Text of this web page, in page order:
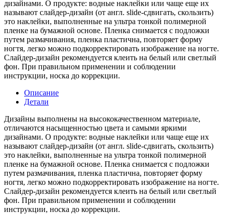
дизайнами. О продукте: водные наклейки или чаще еще их
называют слайдер-дизайн (от англ. slide-сдвигать, скользить)
это наклейки, выполненные на ультра тонкой полимерной
пленке на бумажной основе. Пленка снимается с подложки
путем размачивания, пленка пластична, повторяет форму
ногтя, легко можно подкорректировать изображение на ногте.
Слайдер-дизайн рекомендуется клеить на белый или светлый
фон. При правильном применении и соблюдении
инструкции, носка до коррекции.
Описание
Детали
Дизайны выполнены на высококачественном материале,
отличаются насыщенностью цвета и самыми яркими
дизайнами. О продукте: водные наклейки или чаще еще их
называют слайдер-дизайн (от англ. slide-сдвигать, скользить)
это наклейки, выполненные на ультра тонкой полимерной
пленке на бумажной основе. Пленка снимается с подложки
путем размачивания, пленка пластична, повторяет форму
ногтя, легко можно подкорректировать изображение на ногте.
Слайдер-дизайн рекомендуется клеить на белый или светлый
фон. При правильном применении и соблюдении
инструкции, носка до коррекции.